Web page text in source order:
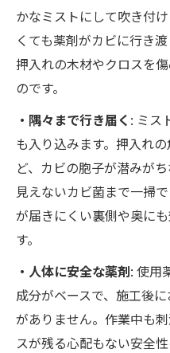
かなミストにして吹き付
くても薬剤がカビに行き
押入れの木材やクロスを
のです。
・隅々まで行き届く : ミス
も入り込みます。押入れ
ど、カビの胞子が潜みが
見えないカビ菌まで一掃
が届きにくい裏側や奥に
す。
・人体に安全な薬剤: 使用
成分がベースで、施工後
がありません。作業中も
スが残る心配もない安全性